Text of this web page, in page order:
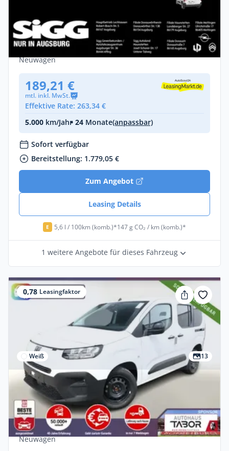
Fiat Doblo 🚨Kastenwagen - Limitiertes
Angebot - SOFORT VERFÜGBAR 🚨
Diesel •Manuell •
100 PS (74 kW)
Neuwagen
189,21 €
mtl. inkl. MwSt.
Effektive Rate: 263,34 €
5.000 km/Jahr• 24 Monate(anpassbar)
Sofort verfügbar
Bereitstellung: 1.779,05 €
Zum Angebot
Leasing Details
E 5,6 l / 100km (komb.)*147 g CO₂ / km (komb.)*
1 weitere Angebote für dieses Fahrzeug
0,78 Leasingfaktor
Weiß 13
Privat
Fiat Doblo Kombi N1 Klimaaut PrivG LED
3xIso CarP Tem
Diesel • Manuell •
130 PS (96 kW)
Neuwagen